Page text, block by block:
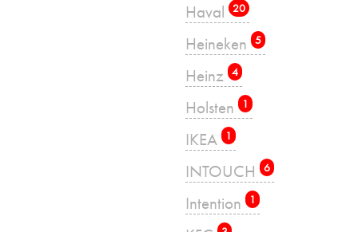
Haval 20
Heineken 5
Heinz 4
Holsten 1
IKEA 1
INTOUCH 6
Intention 1